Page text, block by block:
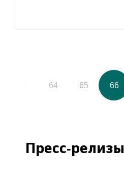
64 65 66
Пресс-релизы